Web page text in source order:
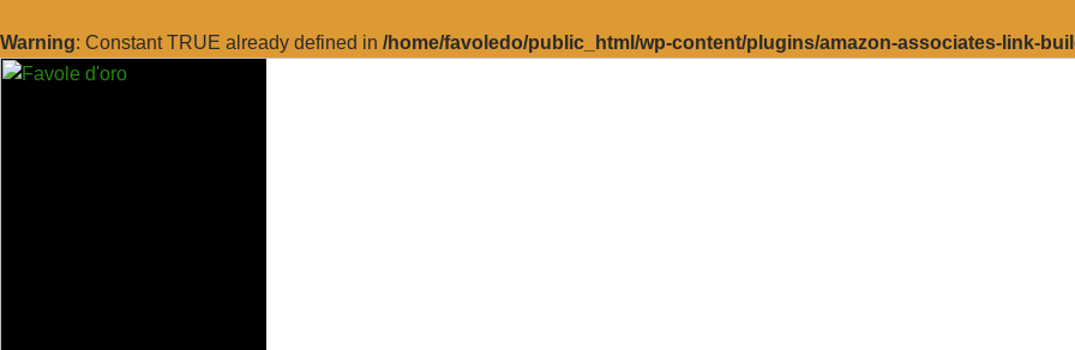
Warning: Constant TRUE already defined in /home/favoledo/public_html/wp-content/plugins/amazon-associates-link-
Vai